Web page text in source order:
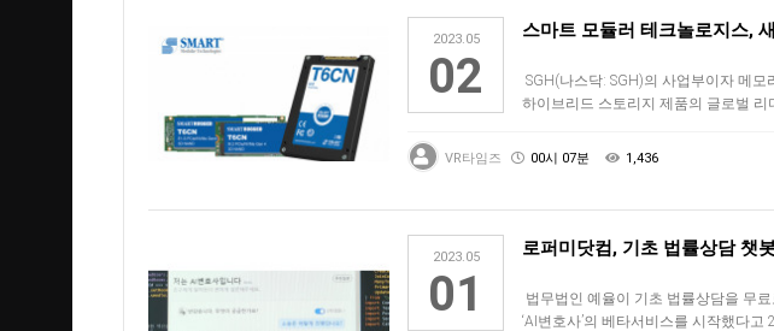
2023.05
02
스마트 모듈러 테크놀로지스,
SGH(나스닥: SGH)의 사업부이자 메
하이브리드 스토리지 제품의 글로벌
VR타임즈 00시 07분 1,436
2023.05
01
로퍼미닷컴, 기초 법률상담 챗
법무법인 예율이 기초 법률상담을 무
‘AI변호사’의 베타서비스를 시작했다